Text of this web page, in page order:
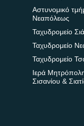
Αστυνομικό
Νεαπόλεως
Ταχυδρομείο
Ταχυδρομείο
Ταχυδρομείο
Ιερά
Σισανίου &